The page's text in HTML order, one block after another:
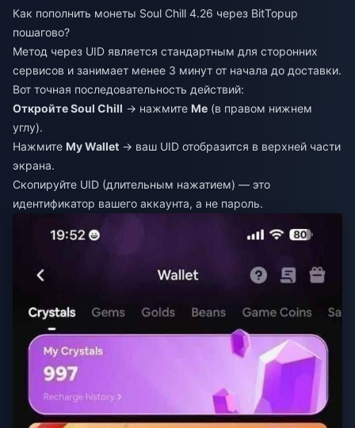
Как пополнить монеты Soul Chill 4.26 через BitTopup
пошагово?
Метод через UID является стандартным для сторонних
сервисов и занимает менее 3 минут от начала до доставки.
Вот точная последовательность действий:
Откройте Soul Chill → нажмите Me (в правом нижнем
углу).
Нажмите My Wallet → ваш UID отобразится в верхней части
экрана.
Скопируйте UID (длительным нажатием) — это
идентификатор вашего аккаунта, а не пароль.